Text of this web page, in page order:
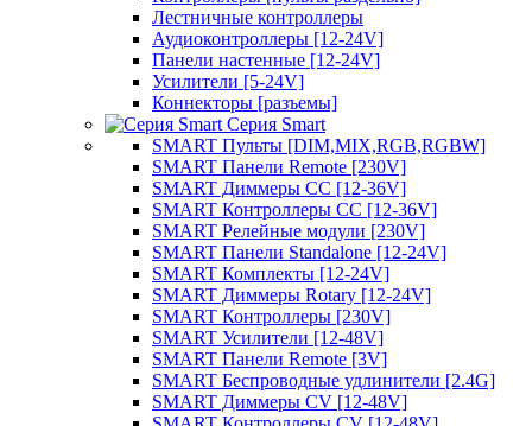
Лестничные контроллеры
Аудиоконтроллеры [12-24V]
Панели настенные [12-24V]
Усилители [5-24V]
Коннекторы [разъемы]
Серия Smart
SMART Пульты [DIM,MIX,RGB,RGBW]
SMART Панели Remote [230V]
SMART Диммеры CC [12-36V]
SMART Контроллеры CC [12-36V]
SMART Релейные модули [230V]
SMART Панели Standalone [12-24V]
SMART Комплекты [12-24V]
SMART Диммеры Rotary [12-24V]
SMART Контроллеры [230V]
SMART Усилители [12-48V]
SMART Панели Remote [3V]
SMART Беспроводные удлинители [2.4G]
SMART Диммеры CV [12-48V]